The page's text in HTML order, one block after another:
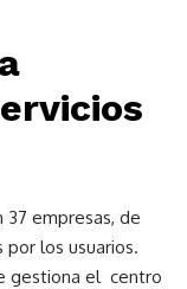
empresas, de
los usuarios.
gestiona el centro